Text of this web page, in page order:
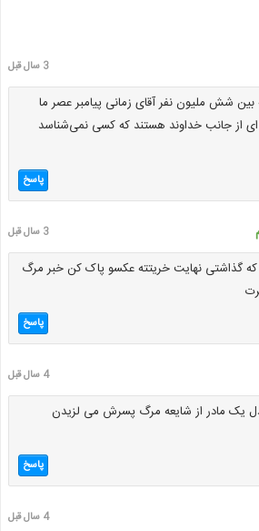
3 سال قبل
شش ملیون نفر آقای زمانی پیامبر عصر ما
ای از جانب خداوند هستند که کسی نمی‌شناسد
پاسخ
3 سال قبل
گذاشتی نهایت خریتته عکسو پاک کن خبر مرگ
پاسخ
4 سال قبل
دل یک مادر از شایعه مرگ پسرش می لزیدن
پاسخ
4 سال قبل